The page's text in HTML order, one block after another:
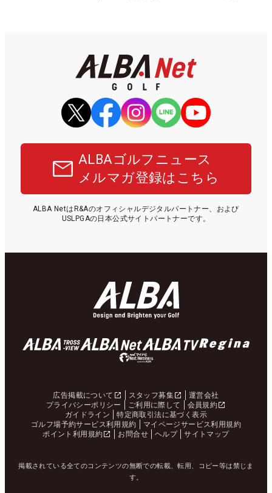
ALBAゴルフニュース
メルマガ登録はこちら
ALBA NetはR&Aのオフィシャルデジタルパートナー、および
USLPGAの日本公式サイトパートナーです。
広告掲載について スタッフ募集
運営会社
プライバシーポリシー
ご利用に際して
会員規約
ガイドライン
特定商取引法に基づく表示
ゴルフ場予約サービス利用規約
マイページサービス利用規約
ポイント利用規約
お問合せ ヘルプ サイトマップ
掲載されている全てのコンテンツの無断での転載、転用、コピー等は禁じま
す。